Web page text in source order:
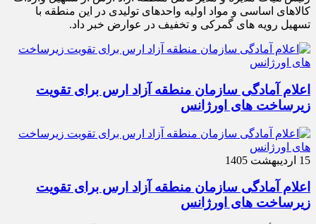
کالاهای اساسی و مواد اولیه واحدهای تولیدی در این منطقه با
تسهیل رویه های گمرکی و تخفیف در عوارض خبر داد.
اعلام آمادگی سازمان منطقه آزاد ارس برای تقویت
زیرساخت‌ های اورژانس
15 اردیبهشت 1405
اعلام آمادگی سازمان منطقه آزاد ارس برای تقویت
زیرساخت‌ های اورژانس